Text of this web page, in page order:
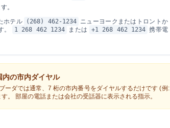
。
ホテル
(268) 462-1234 ニューヨークまたはトロントか
。
1 268 462 1234 または +1 268 462 1234 携帯電
内の市内ダイヤル
ーダでは通常、7 桁の市内番号をダイヤルするだけです (例:
。 部屋の電話または会社の受話器に表示される指示。